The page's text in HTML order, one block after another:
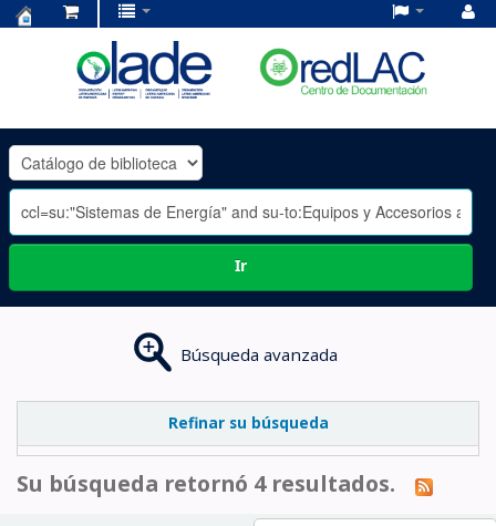
OLADE
-
Ir
Búsqueda avanzada
Refinar su búsqueda
Su búsqueda retornó 4 resultados.